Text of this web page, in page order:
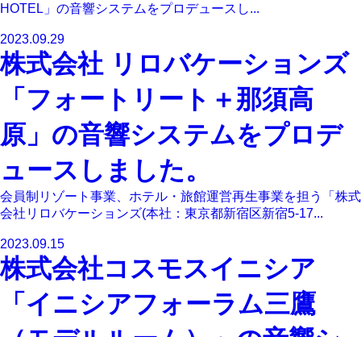
HOTEL」の音響システムをプロデュースし...
2023.09.29
株式会社 リロバケーションズ
「フォートリート＋那須高
原」の音響システムをプロデ
ュースしました。
会員制リゾート事業、ホテル・旅館運営再生事業を担う「株式
会社リロバケーションズ(本社：東京都新宿区新宿5-17...
2023.09.15
株式会社コスモスイニシア
「イニシアフォーラム三鷹